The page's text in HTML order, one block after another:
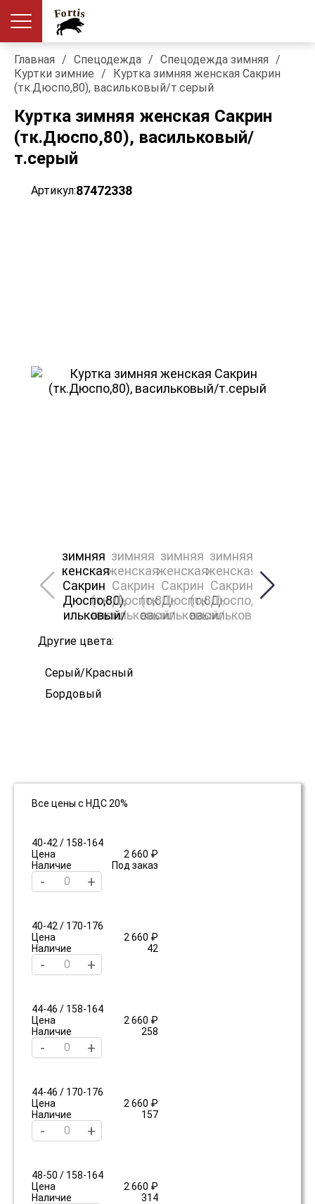
Главная / Спецодежда / Спецодежда зимняя /
Куртки зимние /
Куртка зимняя женская Сакрин
(тк.Дюспо,80), васильковый/т.серый
Куртка зимняя женская Сакрин
(тк.Дюспо,80), васильковый/
т.серый
Артикул:87472338
Другие цвета:
Серый/Красный
Бордовый
Все цены с НДС 20%
40-42 / 158-164
Цена
2 660 ₽
Наличие
Под заказ
- +
40-42 / 170-176
Цена
2 660 ₽
Наличие
42
- +
44-46 / 158-164
Цена
2 660 ₽
Наличие
258
- +
44-46 / 170-176
Цена
2 660 ₽
Наличие
157
- +
48-50 / 158-164
Цена
2 660 ₽
Наличие
314